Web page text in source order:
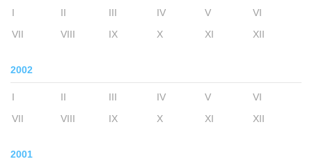
I II III IV V
VI
VII
VIII IX X XI XII
2002
I II III IV V
VI
VII
VIII IX X XI XII
2001